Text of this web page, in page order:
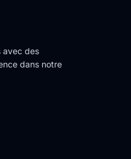
avec des
dans notre